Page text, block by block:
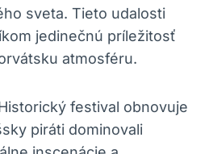
sveta. Tieto udalosti
jedinečnú príležitosť
atmosféru.
festival obnovuje
piráti dominovali